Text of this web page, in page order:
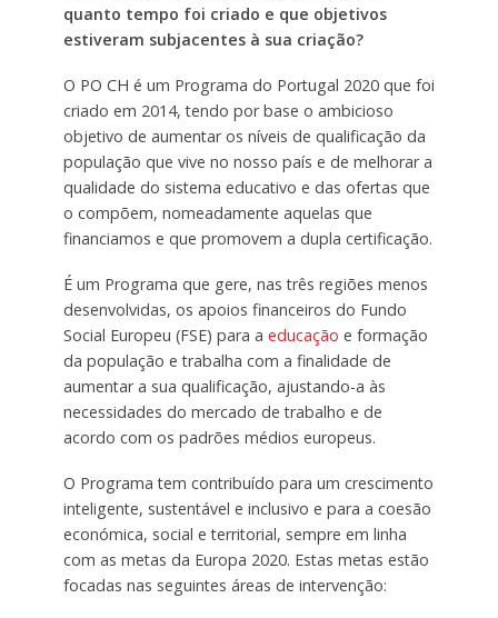
quanto tempo foi criado e que objetivos
estiveram subjacentes à sua criação?
O PO CH é um Programa do Portugal 2020 que foi
criado em 2014, tendo por base o ambicioso
objetivo de aumentar os níveis de qualificação da
população que vive no nosso país e de melhorar a
qualidade do sistema educativo e das ofertas que
o compõem, nomeadamente aquelas que
financiamos e que promovem a dupla certificação.
É um Programa que gere, nas três regiões menos
desenvolvidas, os apoios financeiros do Fundo
Social Europeu (FSE) para a educação e formação
da população e trabalha com a finalidade de
aumentar a sua qualificação, ajustando-a às
necessidades do mercado de trabalho e de
acordo com os padrões médios europeus.
O Programa tem contribuído para um crescimento
inteligente, sustentável e inclusivo e para a coesão
económica, social e territorial, sempre em linha
com as metas da Europa 2020. Estas metas estão
focadas nas seguintes áreas de intervenção: